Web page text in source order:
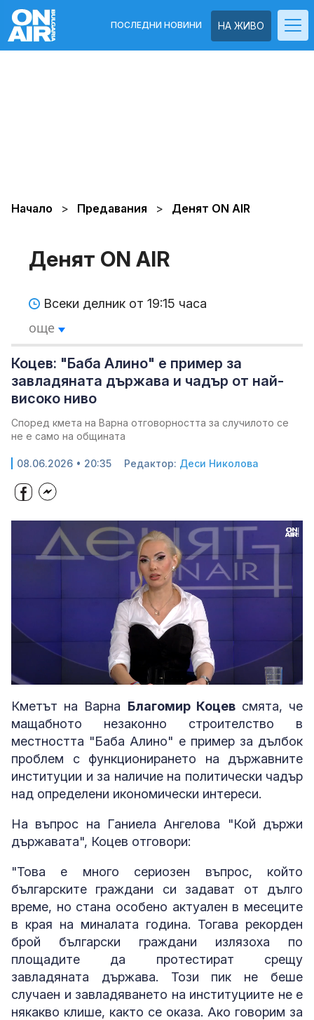
НА ЖИВО
ПОСЛЕДНИ НОВИНИ
Начало Предавания Денят ON AIR
Денят ON AIR
Всеки делник от 19:15 часа
още
Коцев: "Баба Алино" е пример за
завладяната държава и чадър от най-
високо ниво
Според кмета на Варна отговорността за случилото се
не е само на общината
08.06.2026 • 20:35 Редактор: Деси Николова
:
Кметът на Варна Благомир Коцевсмята, че
мащабното незаконно строителство в
местността "Баба Алино" е пример за дълбок
проблем с функционирането на държавните
институции и за наличие на политически чадър
над определени икономически интереси.
На въпрос на Ганиела Ангелова "Кой държи
държавата", Коцев отговори:
"Това е много сериозен въпрос, който
българските граждани си задават от дълго
време, но стана особено актуален в месеците
в края на миналата година. Тогава рекорден
брой български граждани излязоха по
площадите да протестират срещу
завладяната държава. Този пик не беше
случаен и завладяването на институциите не е
някакво клише, както се оказа. Ако говорим за